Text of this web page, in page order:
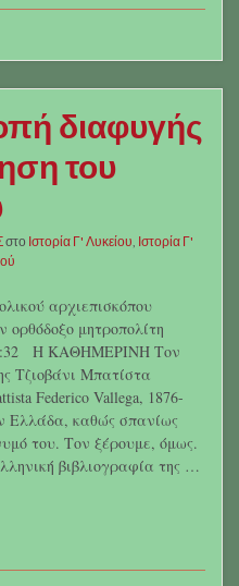
διαφυγής
του
στο Ιστορία Γ' Λυκείου Ιστορία Γ'
αρχιεπισκόπου
μητροπολίτη
Η ΚΑΘΗΜΕΡΙΝΗ Τον
Τζιοβάνι Μπατίστα
Federico Vallega, 1876-
Ελλάδα, καθώς σπανίως
του. Τον ξέρουμε, όμως.
βιβλιογραφία της …